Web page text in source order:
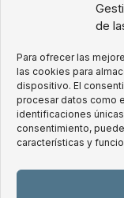
de
Para ofrecer las
las cookies para
dispositivo. El
procesar datos como
identificaciones
consentimiento,
características y
Somos